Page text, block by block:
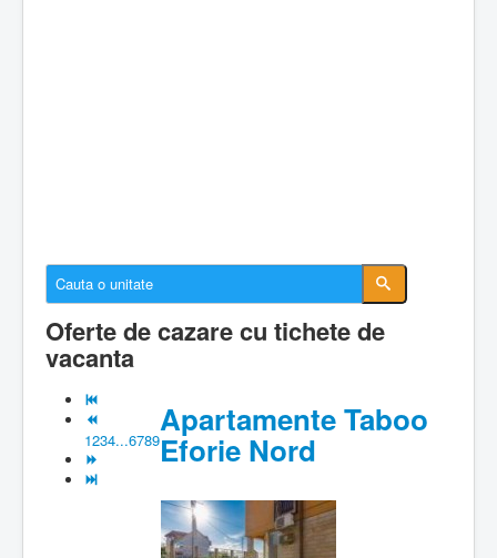
Anunturi imobiliare
Oferte de cazare cu tichete de
vacanta
1234...6789
Apartamente Taboo
Eforie Nord